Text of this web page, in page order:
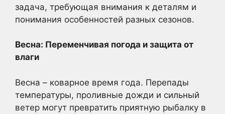
задача, требующая внимания к деталям и
понимания особенностей разных сезонов.
Весна: Переменчивая погода и защита от
влаги
Весна – коварное время года. Перепады
температуры, проливные дожди и сильный
ветер могут превратить приятную рыбалку в